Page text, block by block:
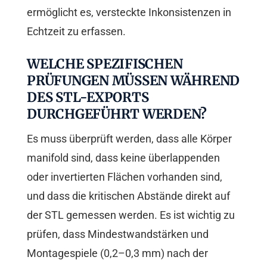
ermöglicht es, versteckte Inkonsistenzen in
Echtzeit zu erfassen.
WELCHE SPEZIFISCHEN
PRÜFUNGEN MÜSSEN WÄHREND
DES STL-EXPORTS
DURCHGEFÜHRT WERDEN?
Es muss überprüft werden, dass alle Körper
manifold sind, dass keine überlappenden
oder invertierten Flächen vorhanden sind,
und dass die kritischen Abstände direkt auf
der STL gemessen werden. Es ist wichtig zu
prüfen, dass Mindestwandstärken und
Montagespiele (0,2–0,3 mm) nach der